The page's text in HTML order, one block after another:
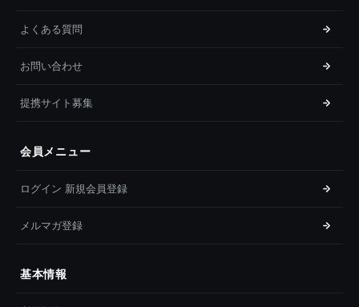
よくある質問
お問い合わせ
提携サイト募集
会員メニュー
ログイン 新規会員登録
メルマガ登録
基本情報